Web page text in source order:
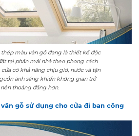
thép màu vân gỗ đang là thiết kế độc
tại phần mái nhà theo phong cách
cửa có khả năng chịu gió, nước và tận
ánh sáng khiến không gian trở
nên thoáng đãng hơn.
gỗ sử dụng cho cửa đi ban công